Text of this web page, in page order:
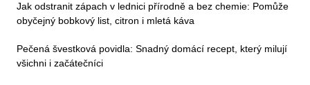
Jak odstranit zápach v lednici přírodně a bez chemie: Pomůže
obyčejný bobkový list, citron i mletá káva
Pečená švestková povidla: Snadný domácí recept, který milují
všichni i začátečníci